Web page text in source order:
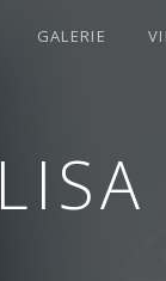
GALERIE